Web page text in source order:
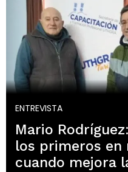
ENTREVISTA
Mario
los primeros en
cuando mejora